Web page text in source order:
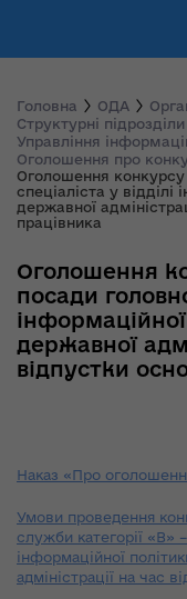
Головна ОДА
Структурні
Управління
Оголошення про
Оголошення конкурсу
спеціаліста у відділі
державної
працівника
Оголошення
посади
державної
відпустки
Наказ «Про
Умови проведення
служби категорії «В»
інформаційної
адміністрації на час